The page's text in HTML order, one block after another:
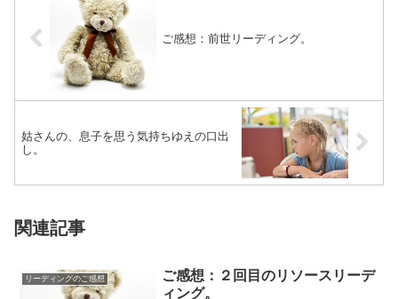
ご感想：前世リーディング。
姑さんの、息子を思う気持ちゆえの口出
し。
関連記事
リーディングのご感想
ご感想：２回目のリソースリーデ
ィング。